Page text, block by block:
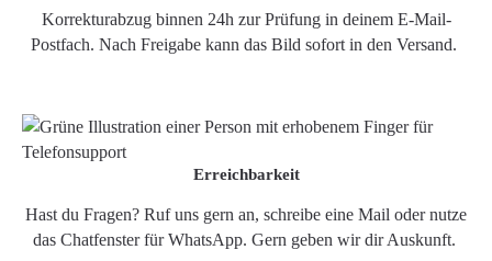
Korrekturabzug binnen 24h zur Prüfung in deinem E-Mail-
Postfach. Nach Freigabe kann das Bild sofort in den Versand.
Erreichbarkeit
Hast du Fragen? Ruf uns gern an, schreibe eine Mail oder nutze
das Chatfenster für WhatsApp. Gern geben wir dir Auskunft.